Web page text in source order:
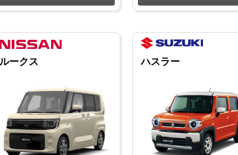
ルークス ハスラー